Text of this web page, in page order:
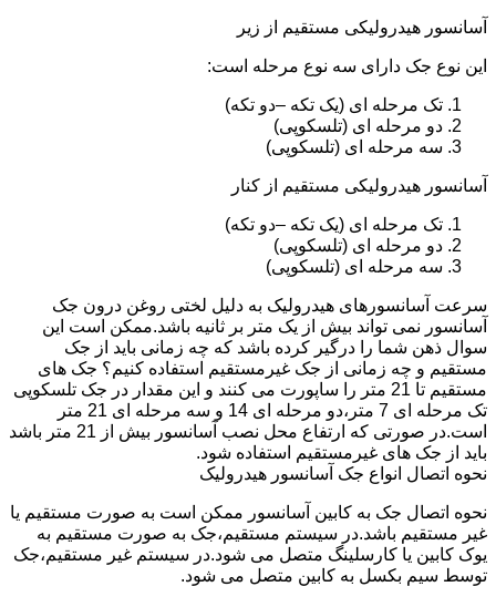
آسانسور هیدرولیکی مستقیم از زیر
این نوع جک دارای سه نوع مرحله است:
تک مرحله ای (یک تکه –دو تکه)
دو مرحله ای (تلسکوپی)
سه مرحله ای (تلسکوپی)
آسانسور هیدرولیکی مستقیم از کنار
تک مرحله ای (یک تکه –دو تکه)
دو مرحله ای (تلسکوپی)
سه مرحله ای (تلسکوپی)
سرعت آسانسورهای هیدرولیک به دلیل لختی روغن درون جک
آسانسور نمی تواند بیش از یک متر بر ثانیه باشد.ممکن است این
سوال ذهن شما را درگیر کرده باشد که چه زمانی باید از جک
مستقیم و چه زمانی از جک غیرمستقیم استفاده کنیم؟ جک های
مستقیم تا 21 متر را ساپورت می کنند و این مقدار در جک تلسکوپی
تک مرحله ای 7 متر،دو مرحله ای 14 و سه مرحله ای 21 متر
است.در صورتی که ارتفاع محل نصب آسانسور بیش از 21 متر باشد
باید از جک های غیرمستقیم استفاده شود.
نحوه اتصال انواع جک آسانسور هیدرولیک
نحوه اتصال جک به کابین آسانسور ممکن است به صورت مستقیم یا
غیر مستقیم باشد.در سیستم مستقیم،جک به صورت مستقیم به
یوک کابین یا کارسلینگ متصل می شود.در سیستم غیر مستقیم،جک
توسط سیم بکسل به کابین متصل می شود.